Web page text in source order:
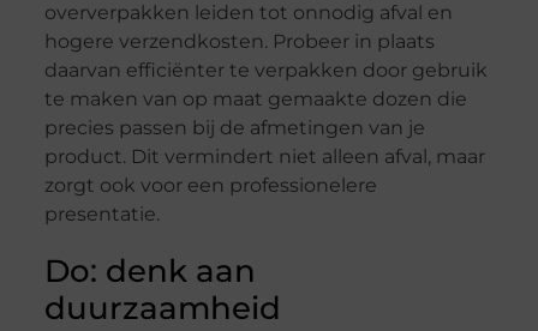
oververpakken leiden tot onnodig afval en
hogere verzendkosten. Probeer in plaats
daarvan efficiënter te verpakken door gebruik
te maken van op maat gemaakte dozen die
precies passen bij de afmetingen van je
product. Dit vermindert niet alleen afval, maar
zorgt ook voor een professionelere
presentatie.
Do: denk aan
duurzaamheid